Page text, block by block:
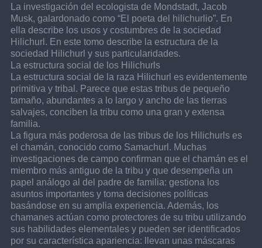
La investigación del ecologista de Mondstadt, Jacob
Musk, galardonado como “El poeta del hilichurlio”. En
ella describe los usos y costumbres de la sociedad
Hilichurl. En este tomo describe la estructura de la
sociedad Hilichurl y sus particularidades.
La estructura social de los Hilichurls
La estructura social de la raza Hilichurl es evidentemente
primitiva y tribal. Parece que estas tribus de pequeño
tamaño, abundantes a lo largo y ancho de las tierras
salvajes, conciben la tribu como una gran y extensa
familia.
La figura más poderosa de las tribus de los Hilichurls es
el chamán, conocido como Samachurl. Muchas
investigaciones de campo confirman que el chamán es el
miembro más antiguo de la tribu y que desempeña un
papel análogo al del padre de familia: gestiona los
asuntos importantes y toma decisiones políticas
basándose en su amplia experiencia. Además, los
chamanes actúan como protectores de su tribu utilizando
sus habilidades elementales y pueden ser identificados
por su característica apariencia: llevan unas máscaras